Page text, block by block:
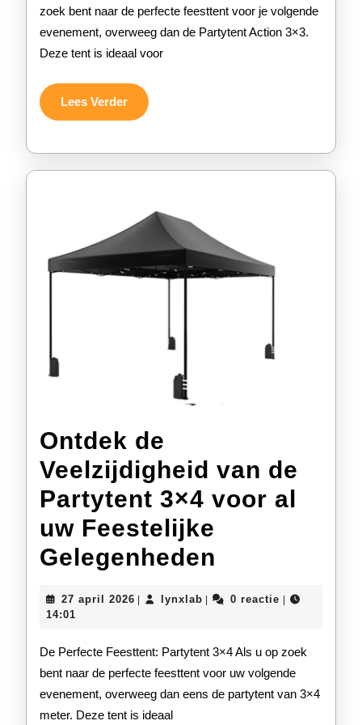
Action
3×3
zoek bent naar de perfecte feesttent voor je volgende
evenement, overweeg dan de Partytent Action 3×3.
Deze tent is ideaal voor
Lees VerderLees
Verder
Ontdek de
Veelzijdigheid van de
Partytent 3×4 voor al
uw Feestelijke
Gelegenheden
van
de
Partytent
27 april 2026 27
lynxlablynxlab0 reactie
14:01
De Perfecte Feesttent: Partytent 3×4 Als u op zoek
bent naar de perfecte feesttent voor uw volgende
evenement, overweeg dan eens de partytent van 3×4
meter. Deze tent is ideaal